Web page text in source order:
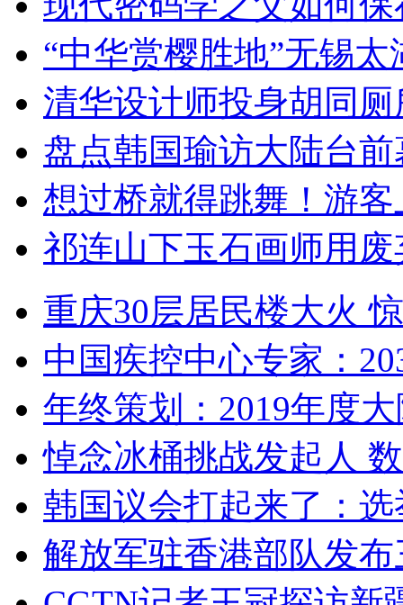
“中华赏樱胜地”无锡
清华设计师投身胡同
盘点韩国瑜访大陆台
想过桥就得跳舞！游客
祁连山下玉石画师用
重庆30层居民楼大火
中国疾控中心专家：
年终策划：2019年度
悼念冰桶挑战发起人
韩国议会打起来了：
解放军驻香港部队发